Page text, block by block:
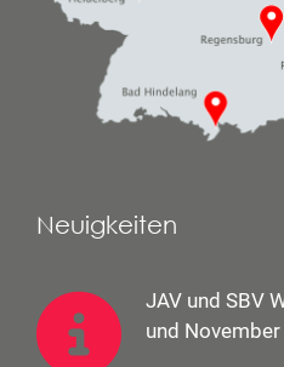
Neuigkeiten
JAV und SBV
und